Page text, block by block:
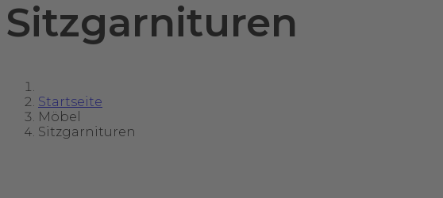
Sitzgarnituren
Startseite
Möbel
Sitzgarnituren